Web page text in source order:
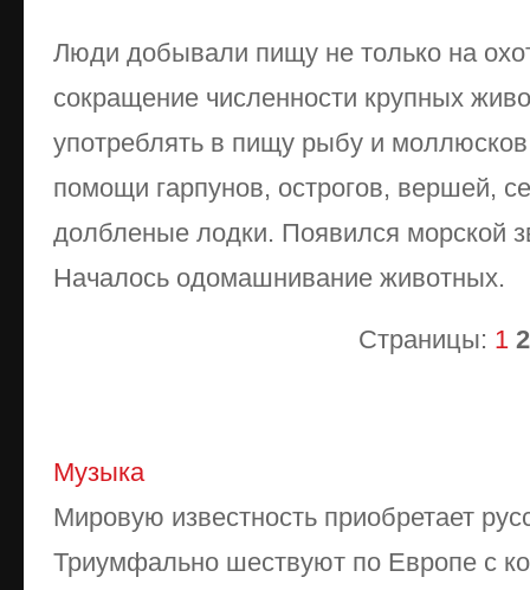
Люди добывали пищу не только на
сокращение численности крупных
употреблять в пищу рыбу и
помощи гарпунов, острогов, вершей,
долбленые лодки. Появился морской
Началось одомашнивание животных.
Страницы: 1 2
Музыка
Мировую известность приобретает
Триумфально шествуют по Европе с